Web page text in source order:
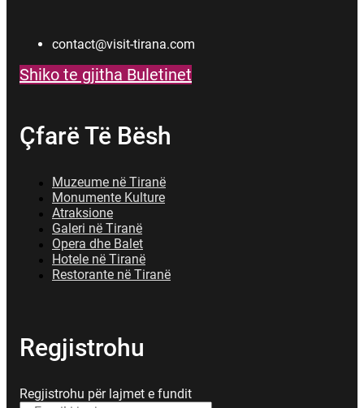
contact@visit-tirana.com
Shiko te gjitha Buletinet
Çfarë Të Bësh
Muzeume në Tiranë
Monumente Kulture
Atraksione
Galeri në Tiranë
Opera dhe Balet
Hotele në Tiranë
Restorante në Tiranë
Regjistrohu
Regjistrohu për lajmet e fundit